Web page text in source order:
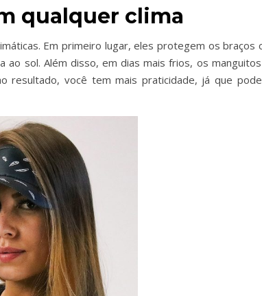
qualquer clima
Em primeiro lugar, eles protegem os braços
sol. Além disso, em dias mais frios, os
resultado, você tem mais praticidade, já que